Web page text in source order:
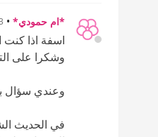
*ام حمودي* •
اسفة اذا
وشكرا على
وعندي سؤال
في الحديث